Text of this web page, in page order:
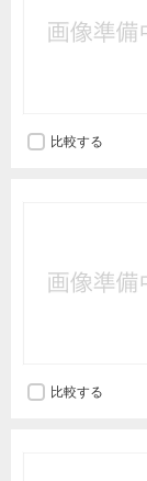
比較する
比較する